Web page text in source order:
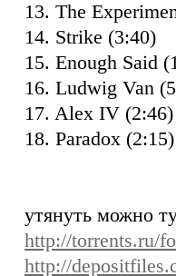
13. The
14. Strike (3:40)
15. Enough Said
16. Ludwig Van
17. Alex IV (2:46)
18. Paradox (2:15)
утянуть можно
http://torrents.ru/
http://